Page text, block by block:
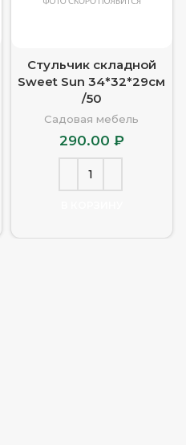
Стульчик складной
Sweet Sun 34*32*29см
/50
Садовая мебель
290.00 ₽